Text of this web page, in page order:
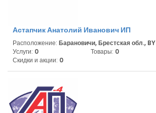
Астапчик Анатолий Иванович ИП
Расположение: Барановичи, Брестская обл., BY
Услуги: 0 Товары: 0
Скидки и акции: 0